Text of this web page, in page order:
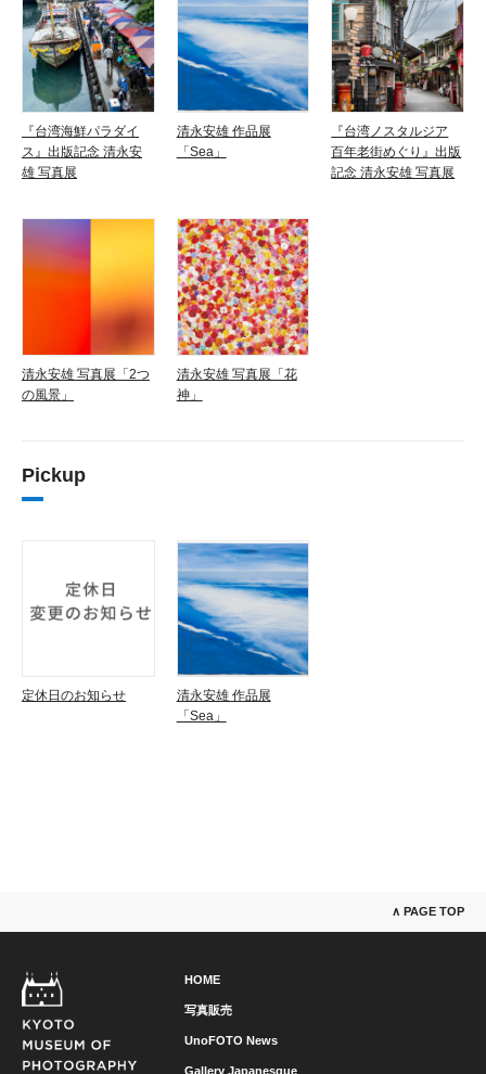
『台湾海鮮パラダイ
ス』出版記念 清永安
雄 写真展
清永安雄 作品展
「Sea」
『台湾ノスタルジア
百年老街めぐり』出版
記念 清永安雄 写真展
清永安雄 写真展「2つ
の風景」
清永安雄 写真展「花
神」
Pickup
定休日のお知らせ
清永安雄 作品展
「Sea」
∧ PAGE TOP
HOME
写真販売
UnoFOTO News
Gallery Japanesque